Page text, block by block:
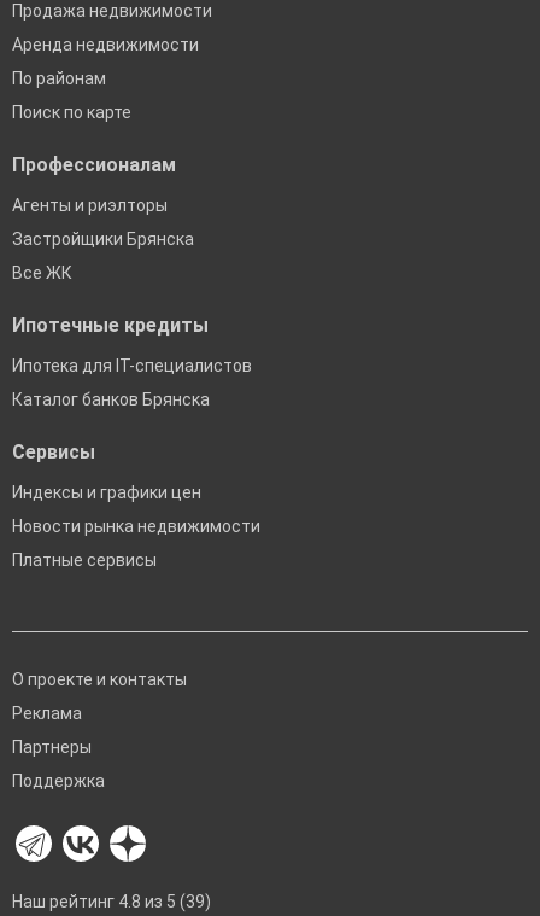
Продажа недвижимости
Аренда недвижимости
По районам
Поиск по карте
Профессионалам
Агенты и риэлторы
Застройщики Брянска
Все ЖК
Ипотечные кредиты
Ипотека для IT-специалистов
Каталог банков Брянска
Сервисы
Индексы и графики цен
Новости рынка недвижимости
Платные сервисы
О проекте и контакты
Реклама
Партнеры
Поддержка
Наш рейтинг 4.8 из 5 (39)